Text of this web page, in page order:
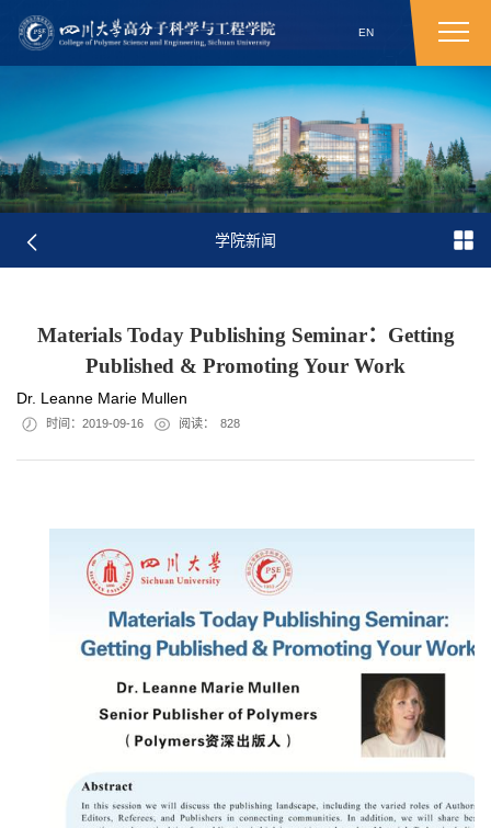
EN
学院新闻
Materials Today Publishing Seminar：Getting
Published & Promoting Your Work
Dr. Leanne Marie Mullen
时间：2019-09-16 阅读： 828